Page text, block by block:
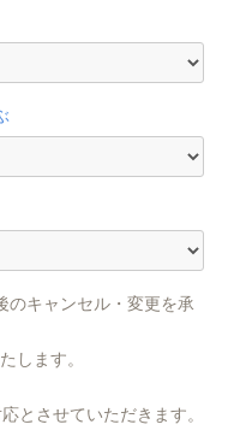
のキャンセル・変更を承
します。
とさせていただきます。